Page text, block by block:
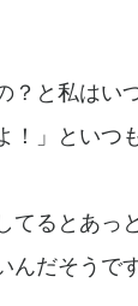
？と私はい
！」といつ
てるとあっ
んだそうです